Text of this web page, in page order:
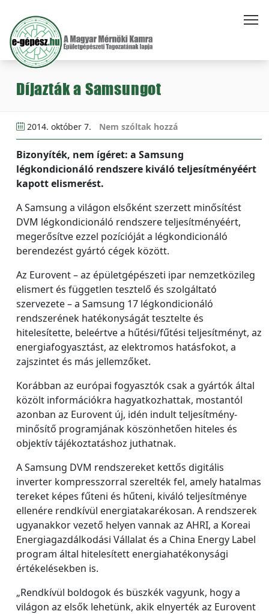
Díjazták a Samsungot
2014. október 7. Nem szóltak hozzá
Bizonyíték, nem ígéret: a Samsung
légkondicionáló rendszere kiváló teljesítményéért
kapott elismerést.
A Samsung a világon elsőként szerzett minősítést
DVM légkondicionáló rendszere teljesítményéért,
megerősítve ezzel pozícióját a légkondicionáló
berendezést gyártó cégek között.
Az Eurovent – az épületgépészeti ipar nemzetközileg
elismert és független tesztelő és szolgáltató
szervezete – a Samsung 17 légkondicionáló
rendszerének hatékonyságát tesztelte és
hitelesítette, beleértve a hűtési/fűtési teljesítményt, az
energiafogyasztást, az elektromos hatásfokot, a
zajszintet és más jellemzőket.
Korábban az európai fogyasztók csak a gyártók által
közölt információkra hagyatkozhattak, mostantól
azonban az Eurovent új, idén indult teljesítmény-
minősítő programjának köszönhetően hiteles és
objektív tájékoztatáshoz juthatnak.
A Samsung DVM rendszereket kettős digitális
inverter kompresszorral szerelték fel, amely hatalmas
tereket képes fűteni és hűteni, kiváló teljesítménye
ellenére rendkívül energiatakarékosan. A rendszerek
ugyanakkor vezető helyen vannak az AHRI, a Koreai
Energiagazdálkodási Vállalat és a China Energy Label
program által hitelesített energiahatékonysági
értékelésekben is.
„Rendkívül boldogok és büszkék vagyunk, hogy a
világon az elsők lehetünk, akik elnyerték az Eurovent